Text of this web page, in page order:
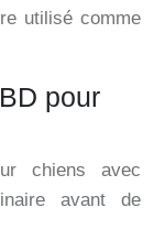
utilisé comme
pour
chiens avec
avant de